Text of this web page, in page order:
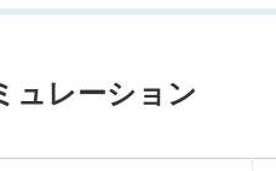
ュレーション